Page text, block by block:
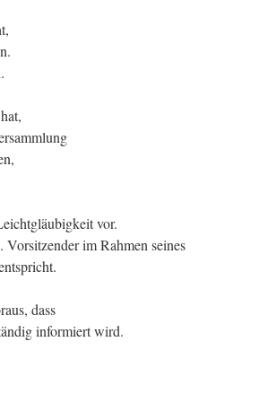
vor.
im Rahmen seines
dass
informiert wird.